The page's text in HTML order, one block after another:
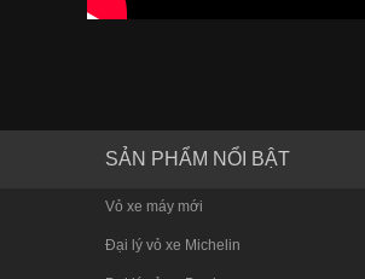
SẢN PHẨM NỔI BẬT
Vỏ xe máy mới
Đại lý vỏ xe Michelin